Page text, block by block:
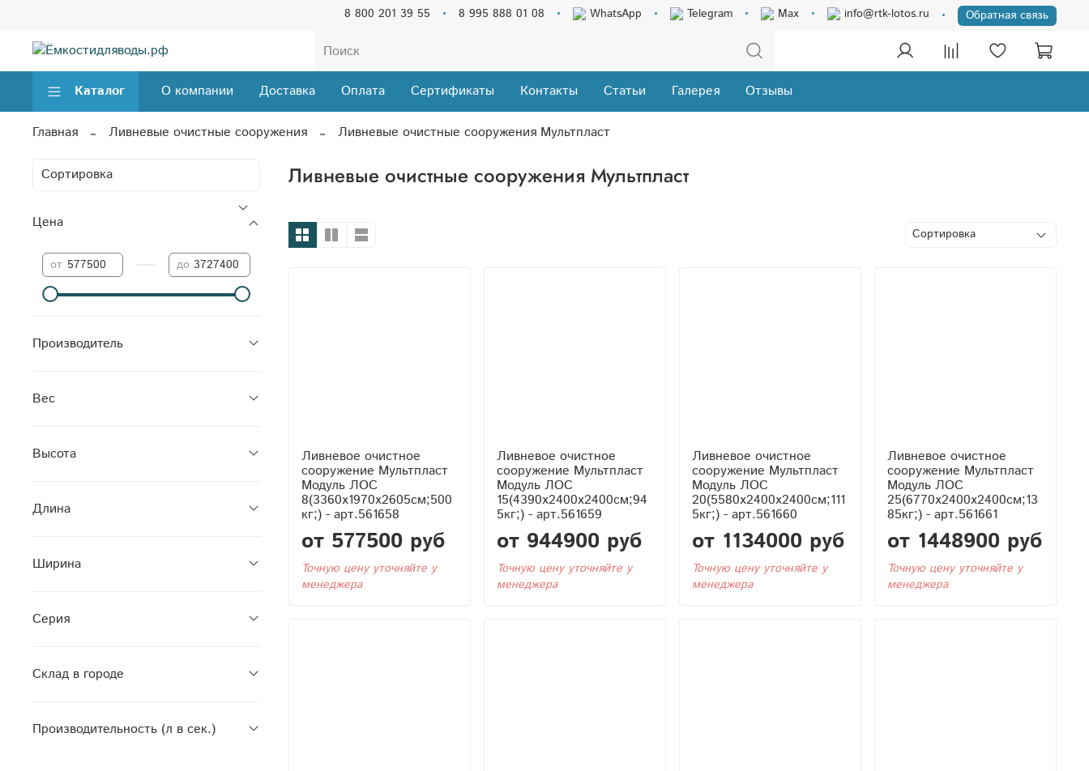
8 800 201 39 55 8 995 888 01 08 WhatsApp Telegram Max info@rtk-lotos.ru Обратная связь
Каталог О компании Доставка Оплата Сертификаты Контакты Статьи Галерея Отзывы
Главная Ливневые очистные сооружения Ливневые очистные сооружения Мультпласт
Ливневые очистные сооружения Мультпласт
Ливневое очистное
сооружение Мультпласт
Модуль ЛОС
8(3360x1970x2605см;500
кг;) - арт.561658
от 577500 руб
Точную цену уточняйте у
менеджера
Ливневое очистное
сооружение Мультпласт
Модуль ЛОС
15(4390x2400x2400см;94
5кг;) - арт.561659
от 944900 руб
Точную цену уточняйте у
менеджера
Ливневое очистное
сооружение Мультпласт
Модуль ЛОС
20(5580x2400x2400см;111
5кг;) - арт.561660
от 1134000 руб
Точную цену уточняйте у
менеджера
Ливневое очистное
сооружение Мультпласт
Модуль ЛОС
25(6770x2400x2400см;13
85кг;) - арт.561661
от 1448900 руб
Точную цену уточняйте у
менеджера
Цена
от до
Производитель
Вес
Высота
Длина
Ширина
Серия
Склад в городе
Производительность (л в сек.)